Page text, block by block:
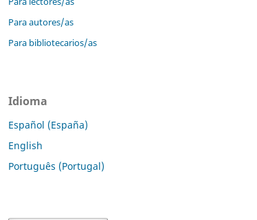
Para autores/as
Para bibliotecarios/as
Idioma
Español (España)
English
Português (Portugal)